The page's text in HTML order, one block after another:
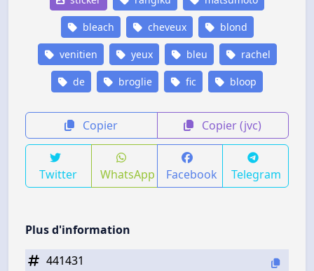
bleach cheveux blond
venitien yeux bleu rachel
de broglie fic bloop
Copier Copier (jvc)
Twitter WhatsApp Facebook Telegram
Plus d'information
441431